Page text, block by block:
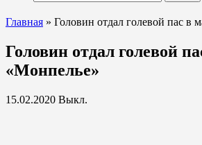
Главная » Головин отдал голевой пас в
Головин отдал голевой
«Монпелье»
15.02.2020 Выкл.